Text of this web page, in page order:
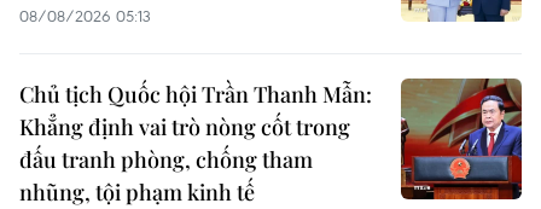
08/08/2026 05:13
Chủ tịch Quốc hội Trần Thanh Mẫn:
Khẳng định vai trò nòng cốt trong
đấu tranh phòng, chống tham
nhũng, tội phạm kinh tế